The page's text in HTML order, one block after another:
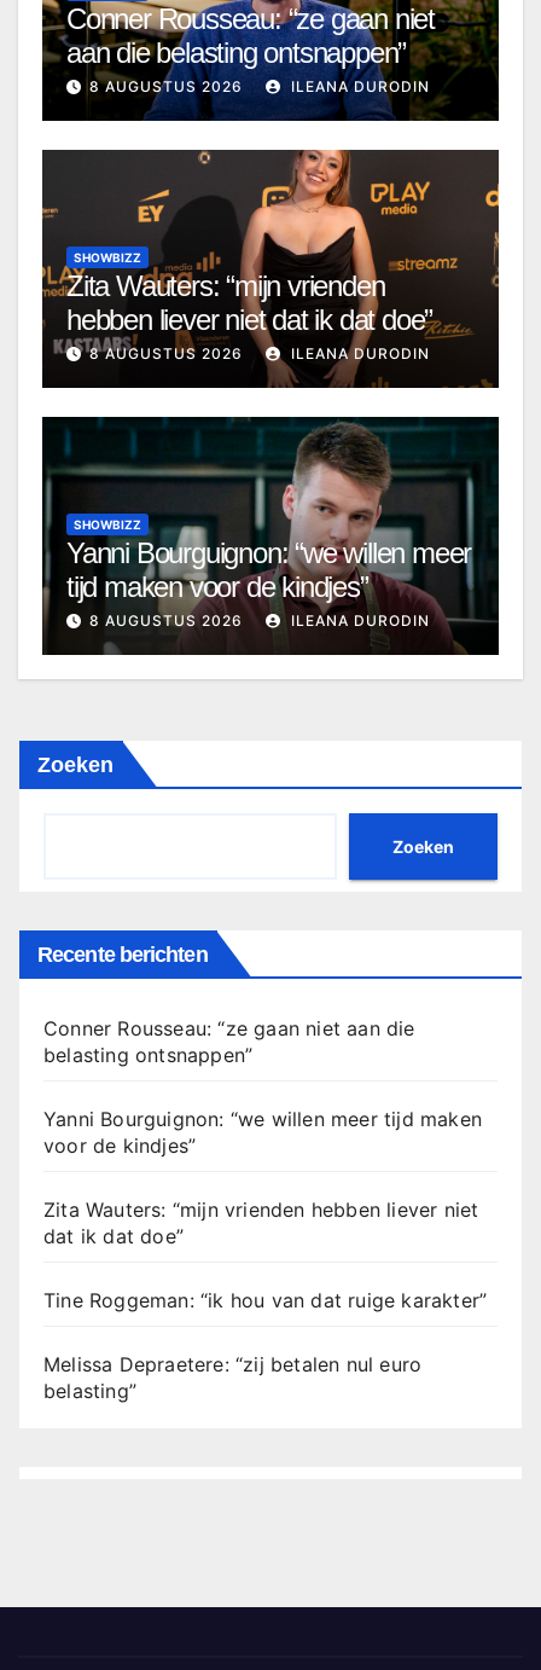
Conner Rousseau: “ze gaan niet
aan die belasting ontsnappen”
8 AUGUSTUS 2026 ILEANA DURODIN
SHOWBIZZ
Zita Wauters: “mijn vrienden
hebben liever niet dat ik dat doe”
8 AUGUSTUS 2026 ILEANA DURODIN
SHOWBIZZ
Yanni Bourguignon: “we willen meer
tijd maken voor de kindjes”
8 AUGUSTUS 2026 ILEANA DURODIN
Zoeken
Zoeken
Recente berichten
Conner Rousseau: “ze gaan niet aan die
belasting ontsnappen”
Yanni Bourguignon: “we willen meer tijd maken
voor de kindjes”
Zita Wauters: “mijn vrienden hebben liever niet
dat ik dat doe”
Tine Roggeman: “ik hou van dat ruige karakter”
Melissa Depraetere: “zij betalen nul euro
belasting”